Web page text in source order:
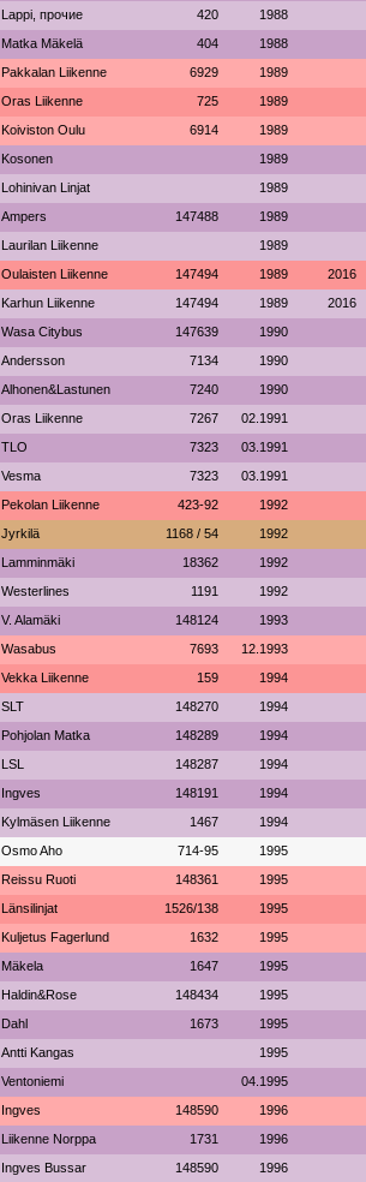
Lappi, прочие 420 1988
Matka Mäkelä 404 1988
Pakkalan Liikenne 6929 1989
Oras Liikenne 725 1989
Koiviston Oulu 6914 1989
Kosonen 1989
Lohinivan Linjat 1989
Ampers 147488 1989
Laurilan Liikenne 1989
Oulaisten Liikenne 147494 1989 2016
Karhun Liikenne 147494 1989 2016
Wasa Citybus 147639 1990
Andersson 7134 1990
Alhonen&Lastunen 7240 1990
Oras Liikenne 7267 02.1991
TLO 7323 03.1991
Vesma 7323 03.1991
Pekolan Liikenne 423-92 1992
Jyrkilä 1168 / 54 1992
Lamminmäki 18362 1992
Westerlines 1191 1992
V. Alamäki 148124 1993
Wasabus 7693 12.1993
Vekka Liikenne 159 1994
SLT 148270 1994
Pohjolan Matka 148289 1994
LSL 148287 1994
Ingves 148191 1994
Kylmäsen Liikenne 1467 1994
Osmo Aho 714-95 1995
Reissu Ruoti 148361 1995
Länsilinjat 1526/138 1995
Kuljetus Fagerlund 1632 1995
Mäkela 1647 1995
Haldin&Rose 148434 1995
Dahl 1673 1995
Antti Kangas 1995
Ventoniemi 04.1995
Ingves 148590 1996
Liikenne Norppa 1731 1996
Ingves Bussar 148590 1996